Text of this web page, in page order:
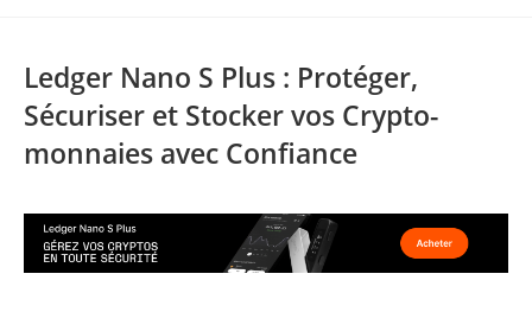
Ledger Nano S Plus : Protéger,
Sécuriser et Stocker vos Crypto-
monnaies avec Confiance